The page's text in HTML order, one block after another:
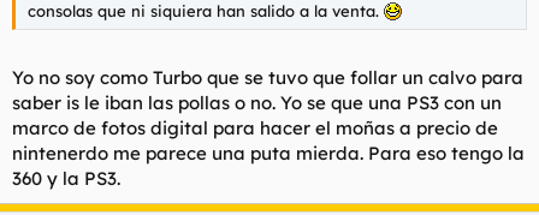
consolas que ni siquiera han salido a la venta.
Yo no soy como Turbo que se tuvo que follar un calvo para
saber is le iban las pollas o no. Yo se que una PS3 con un
marco de fotos digital para hacer el moñas a precio de
nintenerdo me parece una puta mierda. Para eso tengo la
360 y la PS3.